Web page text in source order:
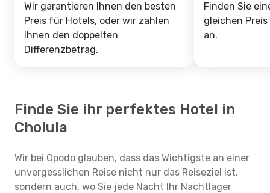
Wir garantieren Ihnen den besten
Preis für Hotels, oder wir zahlen
Ihnen den doppelten
Differenzbetrag.
Finden Sie
gleichen
an.
Finde Sie ihr perfektes Hotel in
Cholula
Wir bei Opodo glauben, dass das Wichtigste an einer
unvergesslichen Reise nicht nur das Reiseziel ist,
sondern auch, wo Sie jede Nacht Ihr Nachtlager